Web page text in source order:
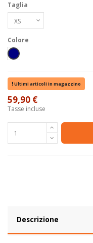
Taglia
Colore
Blu Navy
Ultimi articoli in magazzino
59,90 €
Tasse incluse
Descrizione